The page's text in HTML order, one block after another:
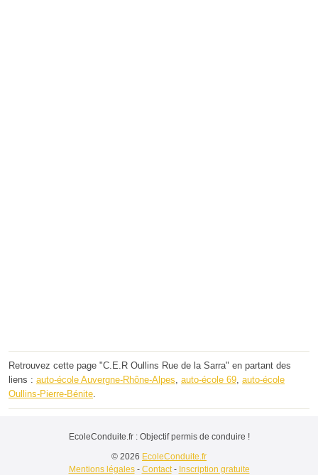
Retrouvez cette page "C.E.R Oullins Rue de la Sarra" en partant des
liens : auto-école Auvergne-Rhône-Alpes, auto-école 69, auto-école
Oullins-Pierre-Bénite.
EcoleConduite.fr : Objectif permis de conduire !
© 2026 EcoleConduite.fr
Mentions légales- Contact- Inscription gratuite